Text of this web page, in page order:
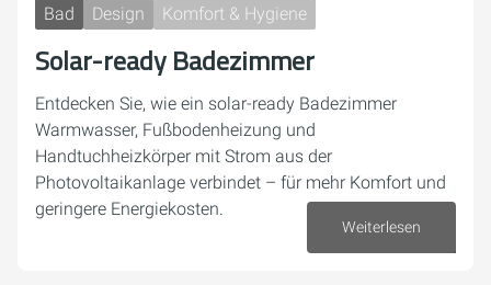
Bad Design Komfort & Hygiene
Solar-ready Badezimmer
Entdecken Sie, wie ein solar-ready Badezimmer
Warmwasser, Fußbodenheizung und
Handtuchheizkörper mit Strom aus der
Photovoltaikanlage verbindet – für mehr Komfort und
geringere Energiekosten.
Weiterlesen